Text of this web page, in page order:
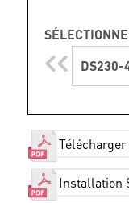
DS230-
Installation